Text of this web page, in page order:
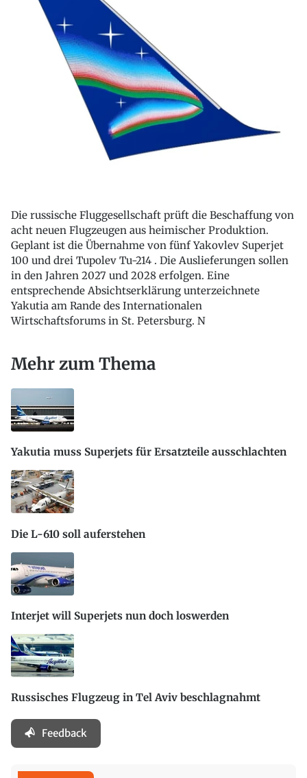
Die russische Fluggesellschaft prüft die Beschaffung von
acht neuen Flugzeugen aus heimischer Produktion.
Geplant ist die Übernahme von fünf Yakovlev Superjet
100 und drei Tupolev Tu-214 . Die Auslieferungen sollen
in den Jahren 2027 und 2028 erfolgen. Eine
entsprechende Absichtserklärung unterzeichnete
Yakutia am Rande des Internationalen
Wirtschaftsforums in St. Petersburg. N
Mehr zum Thema
Yakutia muss Superjets für Ersatzteile ausschlachten
Die L-610 soll auferstehen
Interjet will Superjets nun doch loswerden
Russisches Flugzeug in Tel Aviv beschlagnahmt
Feedback